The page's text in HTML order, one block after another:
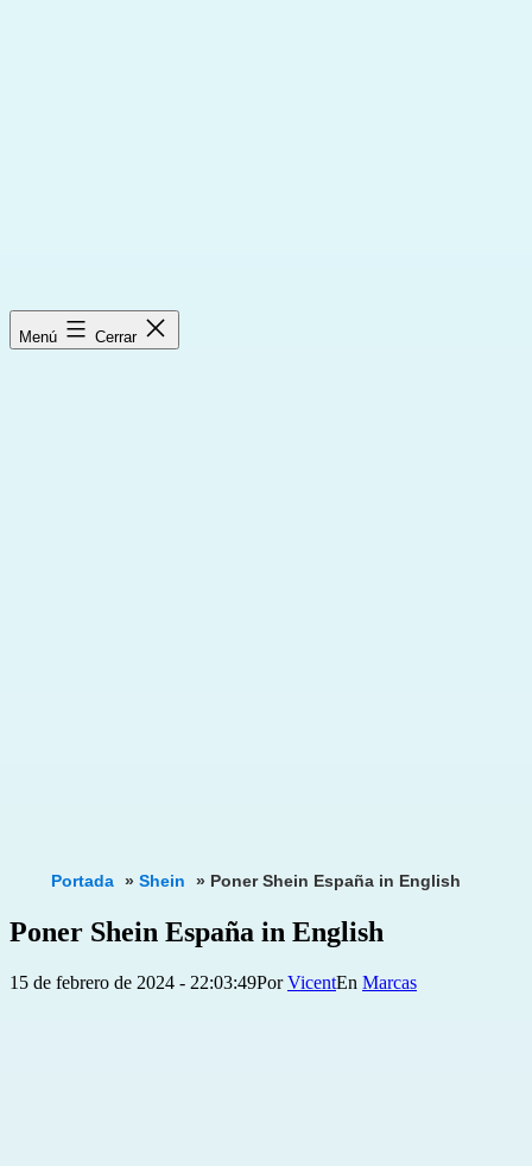
Menú Cerrar
Portada » Shein » Poner Shein España in English
Poner Shein España in English
Publicada
15 de febrero de 2024 - 22:03:49PorVicent
Categorizado
Marcas